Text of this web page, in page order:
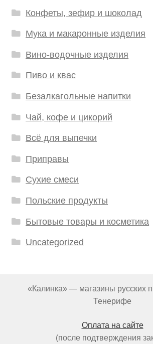
Конфеты, зефир и шоколад
Мука и макаронные изделия
Вино-водочные изделия
Пиво и квас
Безалкагольные напитки
Чай, кофе и цикорий
Всё для выпечки
Приправы
Сухие смеси
Польские продукты
Бытовые товары и косметика
Uncategorized
«Калинка» — магазины русских
Тенерифе
Оплата на сайте
(после подтверждения